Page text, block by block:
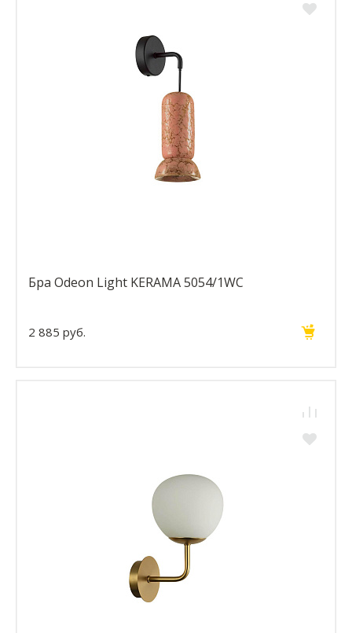
Бра Odeon Light KERAMA 5054/1WC
2 885 руб.